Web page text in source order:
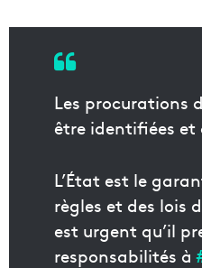
Les procurations
être identifiées et
L’État est le
règles et des lois
est urgent qu’il
responsabilités à